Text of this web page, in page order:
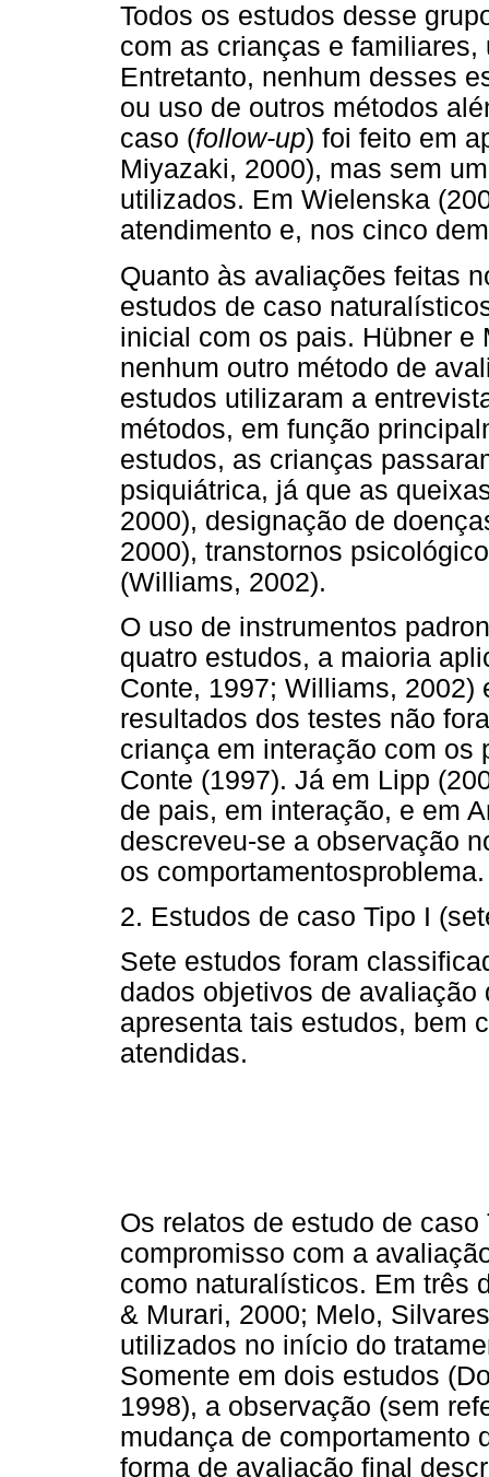
Todos os estudos desse
com as crianças e
Entretanto, nenhum desses
ou uso de outros métodos
caso (follow-up) foi feito em
Miyazaki, 2000), mas sem
utilizados. Em Wielenska
atendimento e, nos cinco
Quanto às avaliações feitas
estudos de caso
inicial com os pais. Hübner e
nenhum outro método de
estudos utilizaram a
métodos, em função
estudos, as crianças
psiquiátrica, já que as
2000), designação de
2000), transtornos
(Williams, 2002).
O uso de instrumentos
quatro estudos, a maioria
Conte, 1997; Williams, 2002)
resultados dos testes não
criança em interação com os
Conte (1997). Já em Lipp
de pais, em interação, e em
descreveu-se a observação
os comportamentosproblema.
2. Estudos de caso Tipo I
Sete estudos foram
dados objetivos de avaliação
apresenta tais estudos, bem
atendidas.
Os relatos de estudo de
compromisso com a
como naturalísticos. Em três
& Murari, 2000; Melo,
utilizados no início do
Somente em dois estudos
1998), a observação (sem
mudança de comportamento
forma de avaliação final